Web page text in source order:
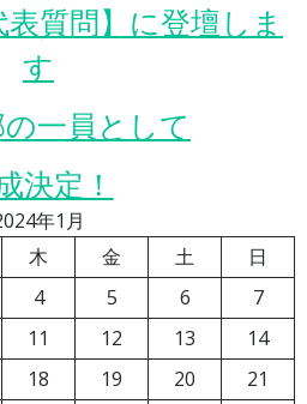
質問】に登壇しま
す
一員として
決定！
年1月
木 金 土
日
4 5 6
7
11 12 13
14
18 19 20
21